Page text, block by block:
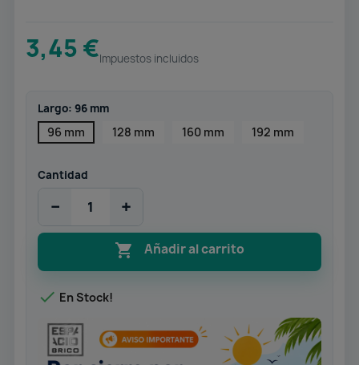
3,45 €Impuestos incluidos
Largo: 96 mm
96 mm 128 mm 160 mm 192 mm
Cantidad
− +
 Añadir al carrito
 En Stock!